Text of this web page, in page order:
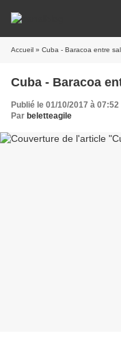
Accueil » Cuba - Baracoa entre
Cuba - Baracoa
Publié le 01/10/2017 à 07:52
Par beletteagile